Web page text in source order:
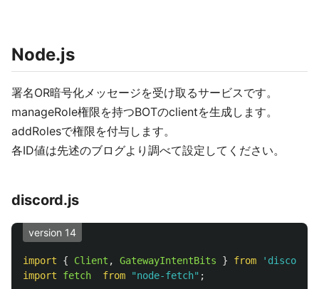
Node.js
署名OR暗号化メッセージを受け取るサービスです。
manageRole権限を持つBOTのclientを生成します。
addRolesで権限を付与します。
各ID値は先述のブログより調べて設定してください。
discord.js
version 14
import { Client , GatewayIntentBits } from '
import
fetch from "node-fetch" ;